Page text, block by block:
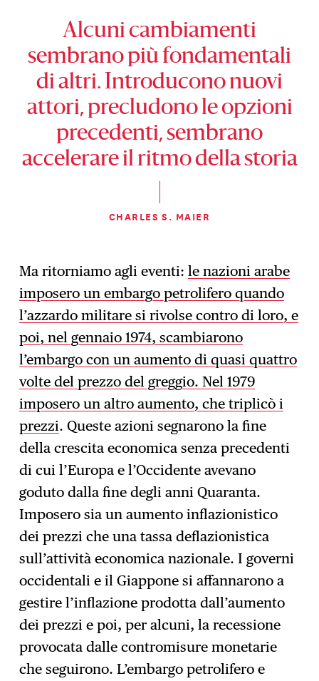
Alcuni cambiamenti
sembrano più fondamentali
di altri. Introducono nuovi
attori, precludono le opzioni
precedenti, sembrano
accelerare il ritmo della storia
CHARLES S. MAIER
Ma ritorniamo agli eventi:le nazioni arabe
imposero un embargo petrolifero quando
l’azzardo militare si rivolse contro di loro, e
poi, nel gennaio 1974, scambiarono
l’embargo con un aumento di quasi quattro
volte del prezzo del greggio. Nel 1979
imposero un altro aumento, che triplicò i
prezzi. Queste azioni segnarono la fine
della crescita economica senza precedenti
di cui l’Europa e l’Occidente avevano
goduto dalla fine degli anni Quaranta.
Imposero sia un aumento inflazionistico
dei prezzi che una tassa deflazionistica
sull’attività economica nazionale. I governi
occidentali e il Giappone si affannarono a
gestire l’inflazione prodotta dall’aumento
dei prezzi e poi, per alcuni, la recessione
provocata dalle contromisure monetarie
che seguirono. L’embargo petrolifero e